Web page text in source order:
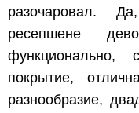
разочаровал.
ресепшене
функционально,
покрытие,
разнообразие,